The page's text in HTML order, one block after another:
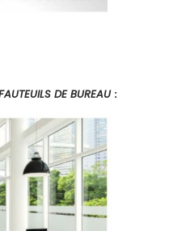
DE BUREAU :